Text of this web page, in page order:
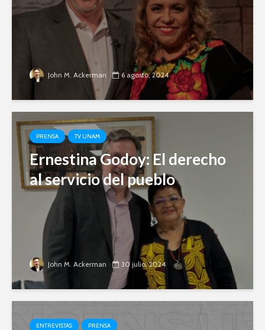
John M. Ackerman 6 agosto, 2024
PRENSA TV UNAM
Ernestina Godoy: El derecho
al servicio del pueblo
John M. Ackerman 30 julio, 2024
ENTREVISTAS PRENSA